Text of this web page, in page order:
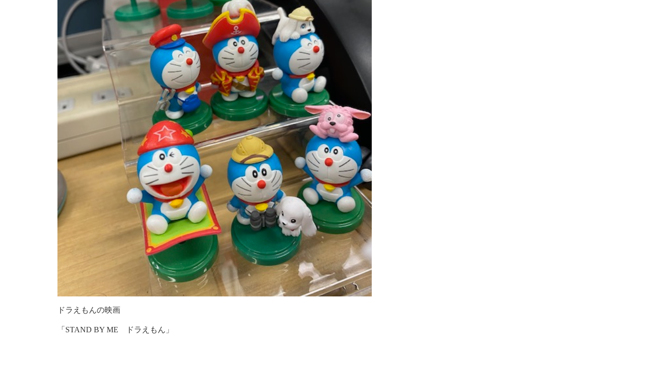
ドラえもんの映画
「STAND BY ME ドラえもん」